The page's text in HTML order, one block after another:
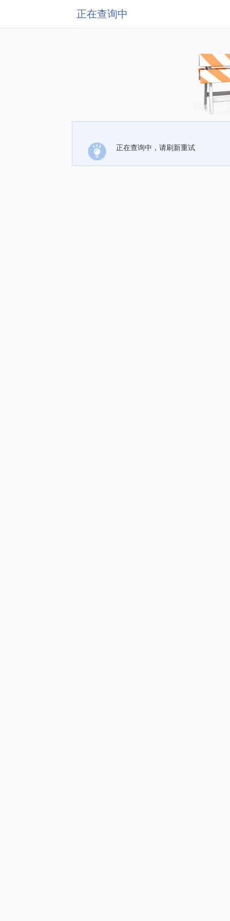
正在查询中
正在查询中，请刷新重试